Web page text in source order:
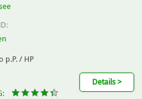
p.P. / HP
Details >